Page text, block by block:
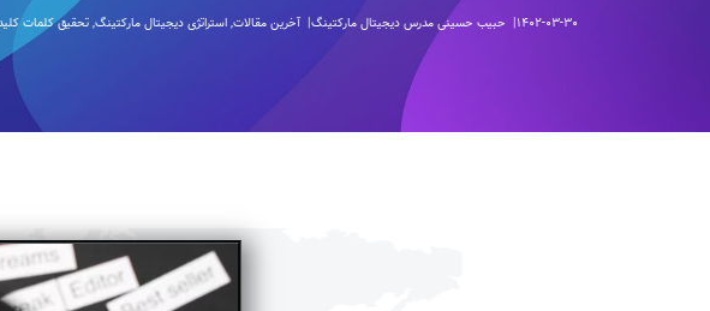
۱۴۰۲-۰۳-۳۰ حبیب حسینیمدرس دیجیتال مارکتینگ آخرین مقالات,استراتژی دیجیتال مارکتینگ,تحقیق کلمات